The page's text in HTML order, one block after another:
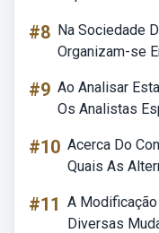
#8 Na Sociedade
Organizam-se
#9 Ao Analisar
Os Analistas
#10 Acerca Do
Quais As
#11 A
Diversas